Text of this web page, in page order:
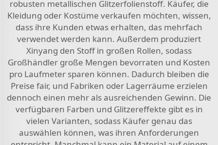
robusten metallischen Glitzerfolienstoff. Käufer, die
Kleidung oder Kostüme verkaufen möchten, wissen,
dass ihre Kunden etwas erhalten, das mehrfach
verwendet werden kann. Außerdem produziert
Xinyang den Stoff in großen Rollen, sodass
Großhändler große Mengen bevorraten und Kosten
pro Laufmeter sparen können. Dadurch bleiben die
Preise fair, und Fabriken oder Lagerräume erzielen
dennoch einen mehr als ausreichenden Gewinn. Die
verfügbaren Farben und Glitzereffekte gibt es in
vielen Varianten, sodass Käufer genau das
auswählen können, was ihren Anforderungen